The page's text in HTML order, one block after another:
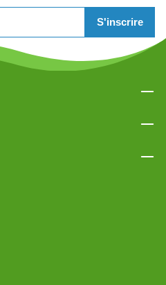
S'inscrire